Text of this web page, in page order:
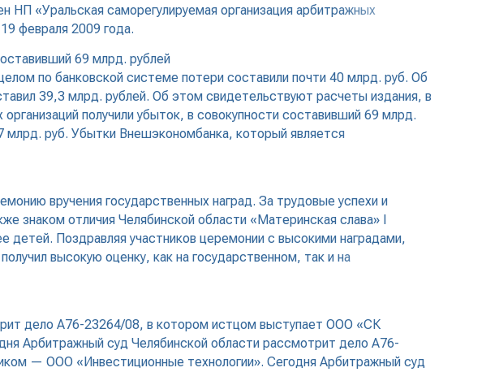
«Уральская саморегулируемая организация арбитражных
февраля 2009 года.
69 млрд. рублей
по банковской системе потери составили почти 40 млрд. руб. Об
39,3 млрд. рублей. Об этом свидетельствуют расчеты издания, в
получили убыток, в совокупности составивший 69 млрд.
млрд. руб. Убытки Внешэкономбанка, который является
вручения государственных наград. За трудовые успехи и
знаком отличия Челябинской области «Материнская слава» I
Поздравляя участников церемонии с высокими наградами,
высокую оценку, как на государственном, так и на
дело А76-23264/08, в котором истцом выступает ООО «СК
Арбитражный суд Челябинской области рассмотрит дело А76-
— ООО «Инвестиционные технологии». Сегодня Арбитражный суд